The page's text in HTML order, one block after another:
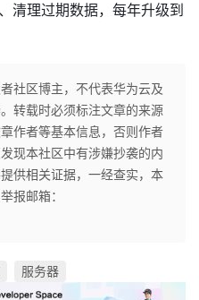
清理过期数据，每年升级到
社区博主，不代表华为云及
转载时必须标注文章的来源
作者等基本信息，否则作者
现本社区中有涉嫌抄袭的内
供相关证据，一经查实，本
报邮箱：
服务器